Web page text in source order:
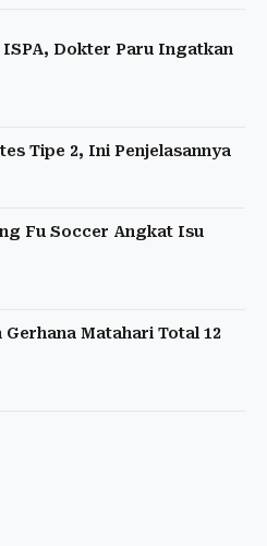
ISPA, Dokter Paru Ingatkan
Tipe 2, Ini Penjelasannya
Fu Soccer Angkat Isu
Matahari Total 12